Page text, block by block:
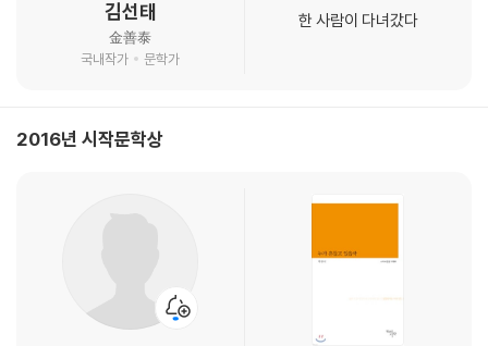
김선태
金善泰
국내작가
문학가
한 사람이 다녀갔다
2016년 시작문학상